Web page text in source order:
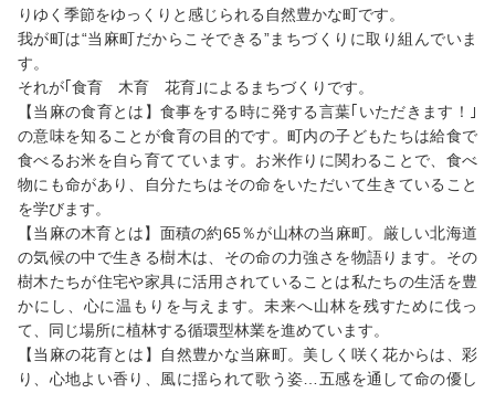
りゆく季節をゆっくりと感じられる自然豊かな町です。
我が町は“当麻町だからこそできる”まちづくりに取り組んでいま
す。
それが｢食育 木育 花育｣によるまちづくりです。
【当麻の食育とは】食事をする時に発する言葉｢いただきます！｣
の意味を知ることが食育の目的です。町内の子どもたちは給食で
食べるお米を自ら育てています。お米作りに関わることで、食べ
物にも命があり、自分たちはその命をいただいて生きていること
を学びます。
【当麻の木育とは】面積の約65％が山林の当麻町。厳しい北海道
の気候の中で生きる樹木は、その命の力強さを物語ります。その
樹木たちが住宅や家具に活用されていることは私たちの生活を豊
かにし、心に温もりを与えます。未来へ山林を残すために伐っ
て、同じ場所に植林する循環型林業を進めています。
【当麻の花育とは】自然豊かな当麻町。美しく咲く花からは、彩
り、心地よい香り、風に揺られて歌う姿…五感を通して命の優し